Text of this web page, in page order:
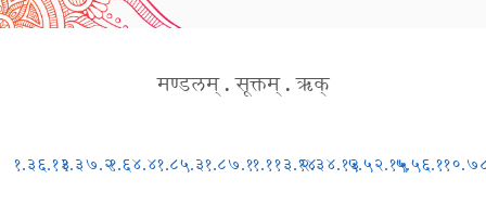
मण्डलम् . सूक्तम् . ऋक्
१.३६.१३१.३७.२१.६४.४१.८५.३१.८७.११.११३.१४२.३४.१३५.५२.१५५.५६.१